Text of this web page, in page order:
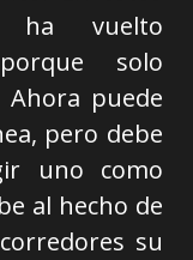
ha vuelto
solo
Ahora puede
pero debe
uno como
al hecho de
su